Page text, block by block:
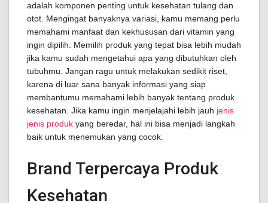
adalah komponen penting untuk kesehatan tulang dan
otot. Mengingat banyaknya variasi, kamu memang perlu
memahami manfaat dan kekhususan dari vitamin yang
ingin dipilih. Memilih produk yang tepat bisa lebih mudah
jika kamu sudah mengetahui apa yang dibutuhkan oleh
tubuhmu. Jangan ragu untuk melakukan sedikit riset,
karena di luar sana banyak informasi yang siap
membantumu memahami lebih banyak tentang produk
kesehatan. Jika kamu ingin menjelajahi lebih jauh jenis
jenis produk yang beredar, hal ini bisa menjadi langkah
baik untuk menemukan yang cocok.
Brand Terpercaya Produk
Kesehatan